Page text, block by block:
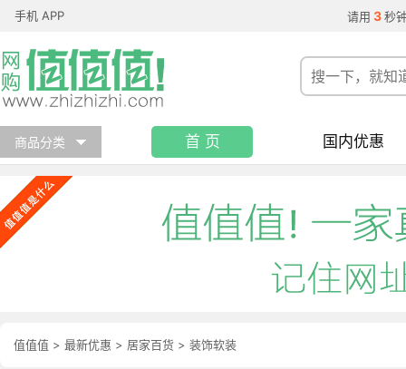
手机 APP 请用 3 秒
商品分类 首 页 国内优惠
值值值 > 最新优惠 > 居家百货 > 装饰软装